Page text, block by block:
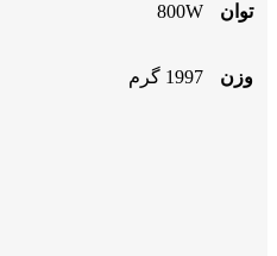
توان 800W
وزن 1997 گرم